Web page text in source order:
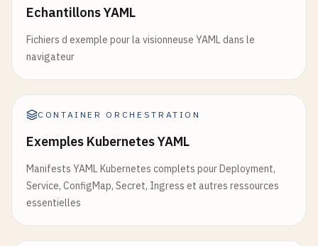
Echantillons YAML
Fichiers d exemple pour la visionneuse YAML dans le
navigateur
CONTAINER ORCHESTRATION
Exemples Kubernetes YAML
Manifests YAML Kubernetes complets pour Deployment,
Service, ConfigMap, Secret, Ingress et autres ressources
essentielles